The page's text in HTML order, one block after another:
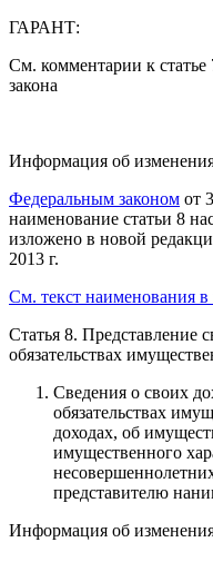
ГАРАНТ:
См. комментарии к статье
закона
Информация об
Федеральным законом от
наименование статьи 8
изложено в новой
2013 г.
См. текст наименования
Статья 8. Представление
обязательствах
Сведения о своих
обязательствах
доходах, об
имущественного
представителю
Информация об